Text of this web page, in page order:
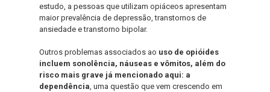
estudo, a pessoas que utilizam opiáceos apresentam
maior prevalência de depressão, transtornos de
ansiedade e transtorno bipolar.
Outros problemas associados ao uso de opióides
incluem sonolência, náuseas e vômitos, além do
risco mais grave já mencionado aqui: a
dependência , uma questão que vem crescendo em